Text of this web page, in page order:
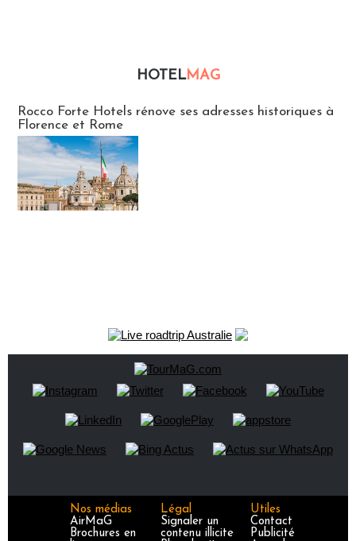
HOTELMAG
Rocco Forte Hotels rénove ses adresses historiques à
Florence et Rome
Nos médias
AirMaG
Brochures en
Légal
Signaler un
contenu illicite
Utiles
Contact
Publicité